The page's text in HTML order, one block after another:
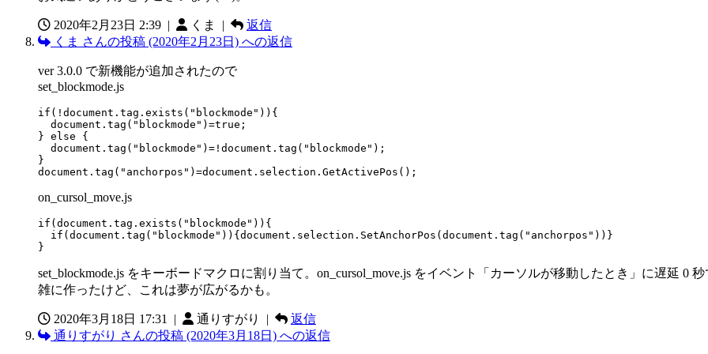
2020年2月23日 2:39 | くま |
返信
くま さんの投稿 (2020年2月23日) への返信
ver 3.0.0 で新機能が追加されたので
set_blockmode.js
if(!document.tag.exists("blockmode")){
  document.tag("blockmode")=true;
} else {
  document.tag("blockmode")=!document.tag("blockmode");
}
document.tag("anchorpos")=document.selection.GetActivePos();
on_cursol_move.js
if(document.tag.exists("blockmode")){
  if(document.tag("blockmode")){document.selection.SetAnchorPos(document.tag("anchorpos"))}
}
set_blockmode.js をキーボードマクロに割り当て。on_cursol_move.js をイベント「カーソルが移動したとき」に遅延 0 秒
雑に作ったけど、これは夢が広がるかも。
2020年3月18日 17:31 | 通りすがり |
返信
通りすがり さんの投稿 (2020年3月18日) への返信